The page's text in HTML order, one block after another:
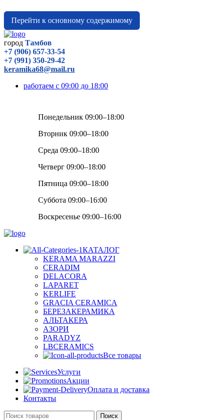
Перейти к основному содержимому
город Тамбов
+7 (906) 657-33-54
+7 (991) 350-29-42
keramika68@mail.ru
работаем с 09:00 до 18:00
Понедельник 09:00–18:00
Вторник 09:00–18:00
Среда 09:00–18:00
Четверг 09:00–18:00
Пятница 09:00–18:00
Суббота 09:00–16:00
Воскресенье 09:00–16:00
КАТАЛОГ
KERAMA MARAZZI
CERADIM
DELACORA
LAPARET
KERLIFE
GRACIA CERAMICA
БЕРЕЗАКЕРАМИКА
АЛЬТАКЕРА
АЗОРИ
PARADYZ
LBCERAMICS
Все товары
Услуги
Акции
Оплата и доставка
Контакты
Поиск